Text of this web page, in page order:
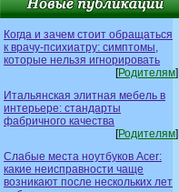
Когда и зачем стоит обращаться
к врачу-психиатру: симптомы,
которые нельзя игнорировать
[Родителям]
Итальянская элитная мебель в
интерьере: стандарты
фабричного качества
[Родителям]
Слабые места ноутбуков Acer:
какие неисправности чаще
возникают после нескольких лет